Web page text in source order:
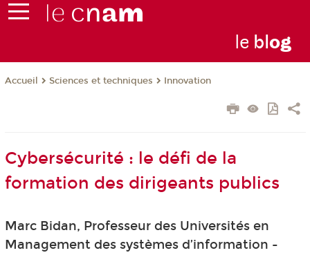
le blog
Accueil Sciences et techniques Innovation
Cybersécurité : le défi de la
formation des dirigeants publics
Marc Bidan, Professeur des Universités en
Management des systèmes d’information -